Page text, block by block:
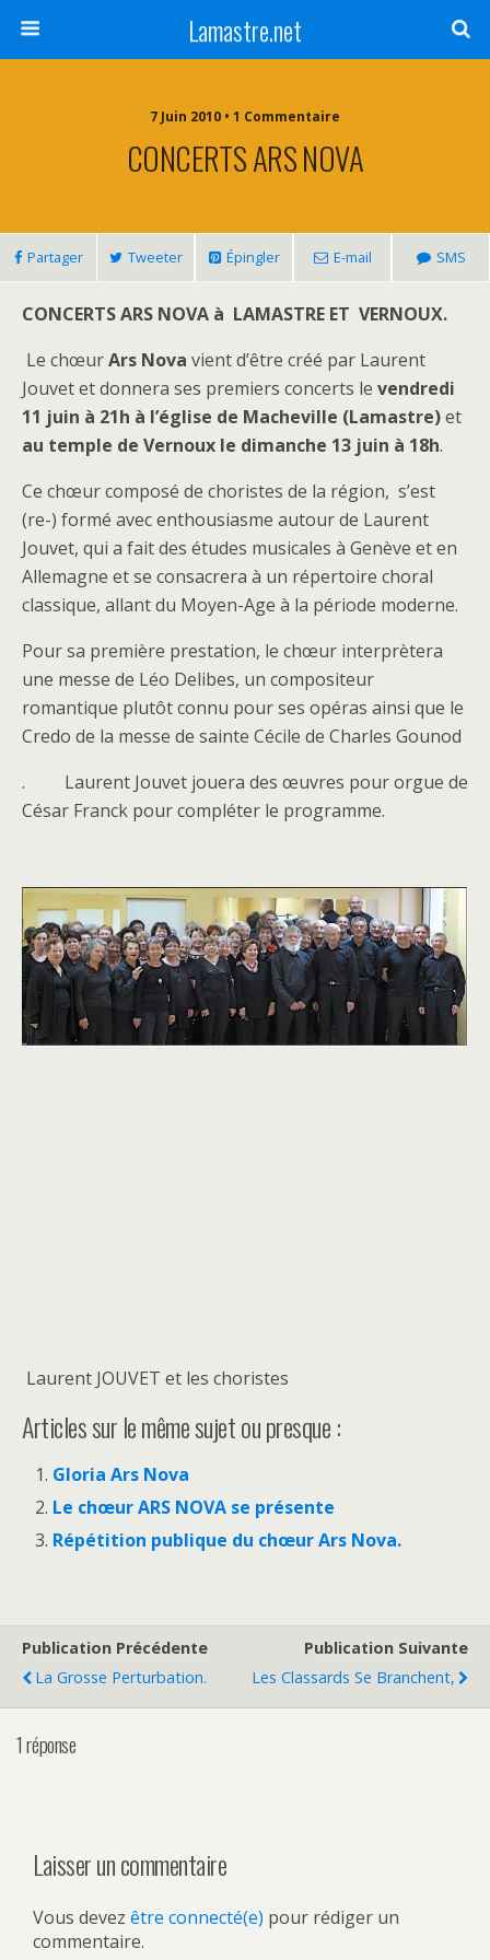
Lamastre.net
7 Juin 2010 • 1 Commentaire
CONCERTS ARS NOVA
Partager Tweeter Épingler E-mail SMS
CONCERTS ARS NOVA à LAMASTRE ET VERNOUX.
Le chœurArs Nova vient d’être créé par Laurent
Jouvet et donnera ses premiers concerts le vendredi
11 juin à 21h à l’église de Macheville (Lamastre)et
au temple de Vernoux le dimanche 13 juin à 18h.
Ce chœur composé de choristes de la région, s’est
(re-) formé avec enthousiasme autour de Laurent
Jouvet, qui a fait des études musicales à Genève et en
Allemagne et se consacrera à un répertoire choral
classique, allant du Moyen-Age à la période moderne.
Pour sa première prestation, le chœur interprètera
une messe de Léo Delibes, un compositeur
romantique plutôt connu pour ses opéras ainsi que le
Credo de la messe de sainte Cécile de Charles Gounod
. Laurent Jouvet jouera des œuvres pour orgue de
César Franck pour compléter le programme.
Laurent JOUVET et les choristes
Articles sur le même sujet ou presque :
Gloria Ars Nova
Le chœur ARS NOVA se présente
Répétition publique du chœur Ars Nova.
Publication Précédente
La Grosse Perturbation.
Publication Suivante
Les Classards Se Branchent,
1 réponse
Laisser un commentaire
Vous devez être connecté(e) pour rédiger un
commentaire.